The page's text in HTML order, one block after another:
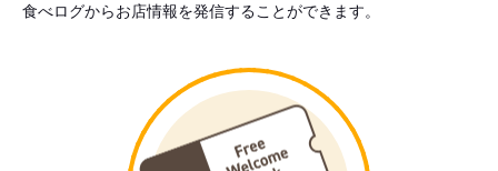
食べログからお店情報を発信することができます。